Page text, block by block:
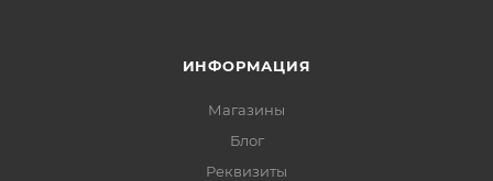
ИНФОРМАЦИЯ
Магазины
Блог
Реквизиты